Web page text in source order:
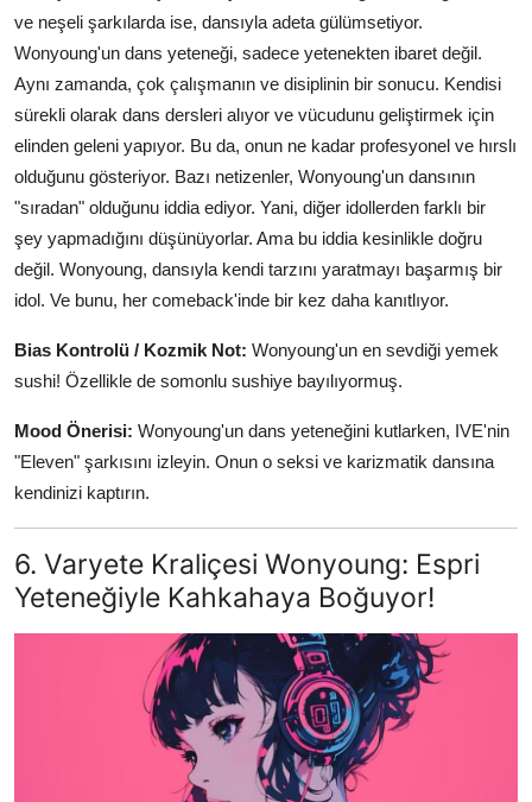
ve neşeli şarkılarda ise, dansıyla adeta gülümsetiyor.
Wonyoung'un dans yeteneği, sadece yetenekten ibaret değil.
Aynı zamanda, çok çalışmanın ve disiplinin bir sonucu. Kendisi
sürekli olarak dans dersleri alıyor ve vücudunu geliştirmek için
elinden geleni yapıyor. Bu da, onun ne kadar profesyonel ve hırslı
olduğunu gösteriyor. Bazı netizenler, Wonyoung'un dansının
"sıradan" olduğunu iddia ediyor. Yani, diğer idollerden farklı bir
şey yapmadığını düşünüyorlar. Ama bu iddia kesinlikle doğru
değil. Wonyoung, dansıyla kendi tarzını yaratmayı başarmış bir
idol. Ve bunu, her comeback'inde bir kez daha kanıtlıyor.
Bias Kontrolü / Kozmik Not: Wonyoung'un en sevdiği yemek
sushi! Özellikle de somonlu sushiye bayılıyormuş.
Mood Önerisi: Wonyoung'un dans yeteneğini kutlarken, IVE'nin
"Eleven" şarkısını izleyin. Onun o seksi ve karizmatik dansına
kendinizi kaptırın.
6. Varyete Kraliçesi Wonyoung: Espri
Yeteneğiyle Kahkahaya Boğuyor!